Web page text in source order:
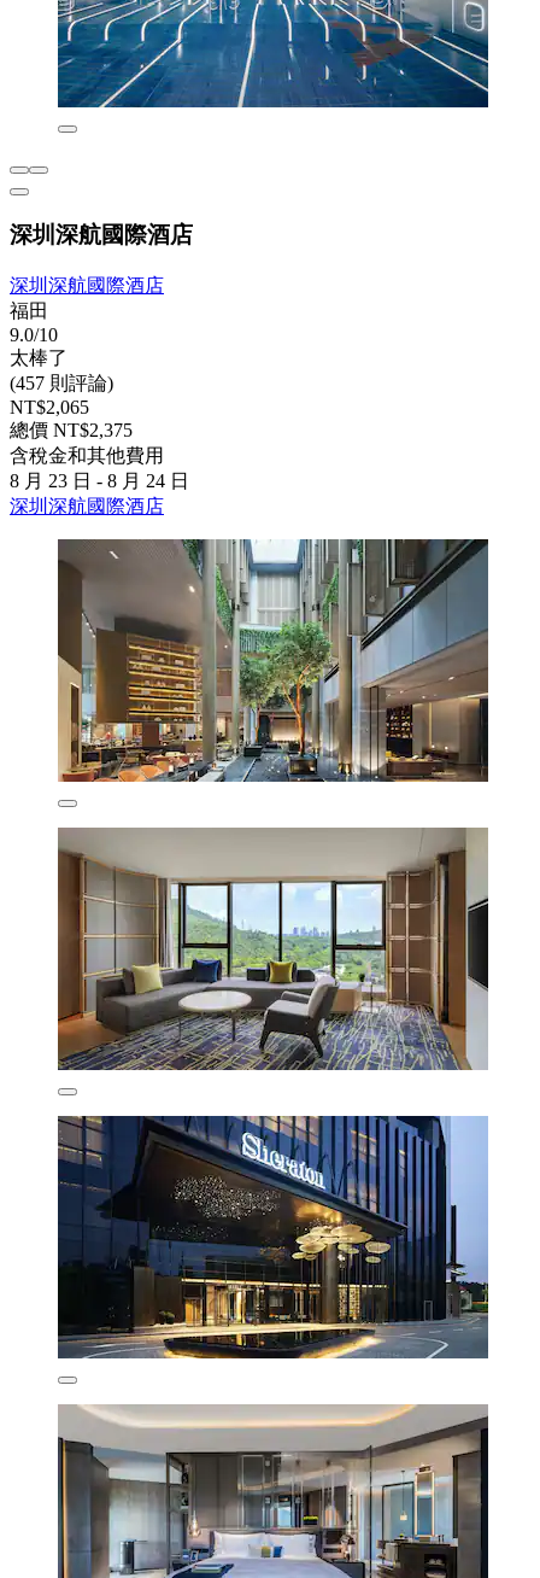
深圳深航國際酒店
深圳深航國際酒店
福田
9.0/10
太棒了
(457 則評論)
NT$2,065
總價 NT$2,375
含稅金和其他費用
8 月 23 日 - 8 月 24 日
深圳深航國際酒店